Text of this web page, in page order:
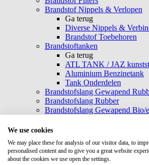
Brandstof Nippels & Verlopen
Ga terug
Diverse Nippels &
Brandstof Toebehoren
Brandstoftanken
Ga terug
ATL TANK / JAZ
Aluminium Benzinetank
Tank Onderdelen
Brandstofslang Gewapend
Brandstofslang Rubber
Brandstofslang Gewapend Bio/
Brandstofdruk regelaars
Fuel resistant Siliconen
Fuelrail
We use cookies
We may place these for analysis of our visitor data, to
personalised content and to give you a great website
about the cookies we use open the settings.